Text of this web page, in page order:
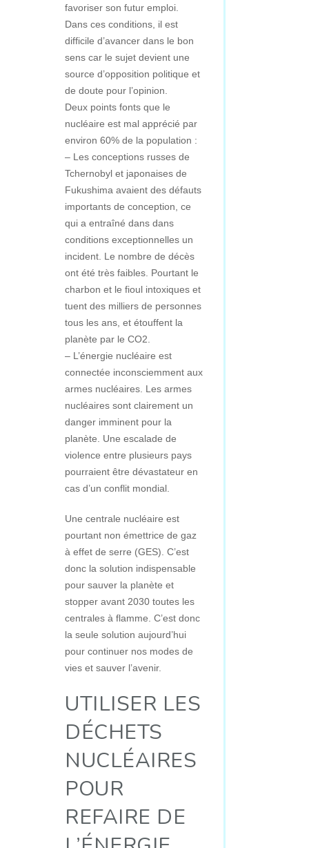
favoriser son futur emploi.
Dans ces conditions, il est
difficile d’avancer dans le bon
sens car le sujet devient une
source d’opposition politique et
de doute pour l’opinion.
Deux points fonts que le
nucléaire est mal apprécié par
environ 60% de la population :
– Les conceptions russes de
Tchernobyl et japonaises de
Fukushima avaient des défauts
importants de conception, ce
qui a entraîné dans dans
conditions exceptionnelles un
incident. Le nombre de décès
ont été très faibles. Pourtant le
charbon et le fioul intoxiques et
tuent des milliers de personnes
tous les ans, et étouffent la
planète par le CO2.
– L’énergie nucléaire est
connectée inconsciemment aux
armes nucléaires. Les armes
nucléaires sont clairement un
danger imminent pour la
planète. Une escalade de
violence entre plusieurs pays
pourraient être dévastateur en
cas d’un conflit mondial.
Une centrale nucléaire est
pourtant non émettrice de gaz
à effet de serre (GES). C’est
donc la solution indispensable
pour sauver la planète et
stopper avant 2030 toutes les
centrales à flamme. C’est donc
la seule solution aujourd’hui
pour continuer nos modes de
vies et sauver l’avenir.
UTILISER LES
DÉCHETS
NUCLÉAIRES
POUR
REFAIRE DE